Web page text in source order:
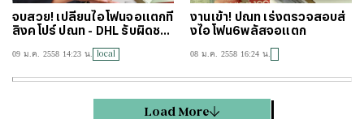
จบสวย! เปลี่ยนไอโฟนจอแตกที่
สิงคโปร์ ปณท - DHL รับผิดชอ
09 ม.ค. 2558 14:23 น. local
งานเข้า! ปณท เร่งตรวจสอบส่
งไอโฟน6พลัสจอแตก
08 ม.ค. 2558 16:24 น.
Load More